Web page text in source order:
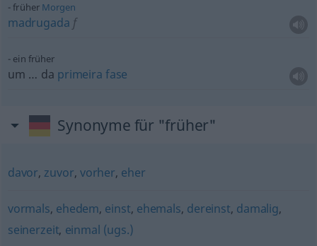
früher Morgen
madrugada f
ein früher
um … da primeira fase
Synonyme für "früher"
davor, zuvor, vorher, eher
vormals, ehedem, einst, ehemals, dereinst, damalig,
seinerzeit, einmal (ugs.)